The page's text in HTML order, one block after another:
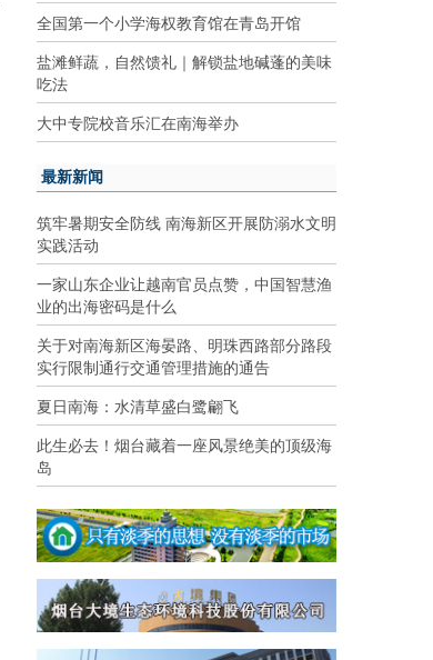
全国第一个小学海权教育馆在青岛开馆
盐滩鲜蔬，自然馈礼｜解锁盐地碱蓬的美味
吃法
大中专院校音乐汇在南海举办
最新新闻
筑牢暑期安全防线 南海新区开展防溺水文明
实践活动
一家山东企业让越南官员点赞，中国智慧渔
业的出海密码是什么
关于对南海新区海晏路、明珠西路部分路段
实行限制通行交通管理措施的通告
夏日南海：水清草盛白鹭翩飞
此生必去！烟台藏着一座风景绝美的顶级海
岛